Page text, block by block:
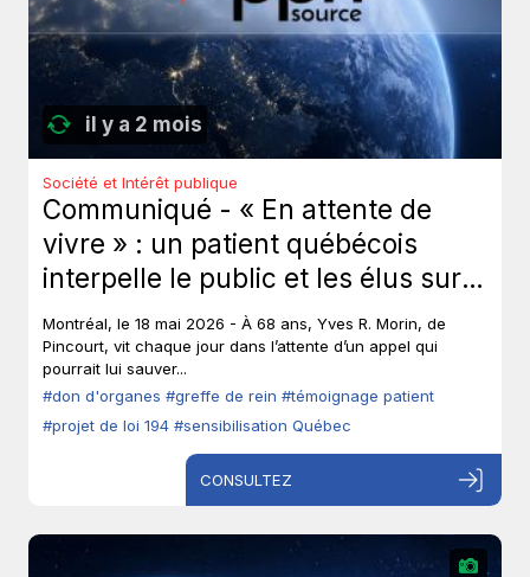
il y a 2 mois
Société et Intérêt publique
Communiqué - « En attente de
vivre » : un patient québécois
interpelle le public et les élus sur
le don d’organes.
Montréal, le 18 mai 2026 - À 68 ans, Yves R. Morin, de
Pincourt, vit chaque jour dans l’attente d’un appel qui
pourrait lui sauver...
#don d'organes #greffe de rein #témoignage patient
#projet de loi 194 #sensibilisation Québec
CONSULTEZ